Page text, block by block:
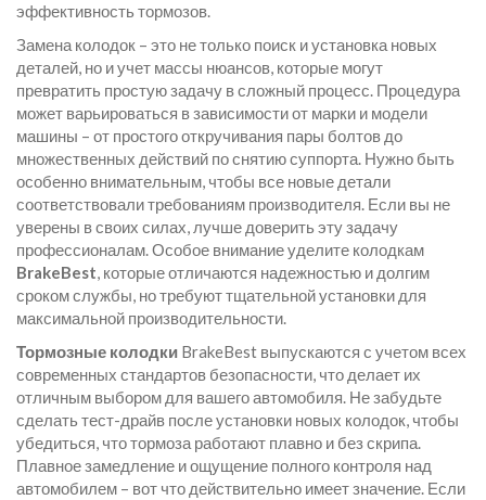
эффективность тормозов.
Замена колодок – это не только поиск и установка новых
деталей, но и учет массы нюансов, которые могут
превратить простую задачу в сложный процесс. Процедура
может варьироваться в зависимости от марки и модели
машины – от простого откручивания пары болтов до
множественных действий по снятию суппорта. Нужно быть
особенно внимательным, чтобы все новые детали
соответствовали требованиям производителя. Если вы не
уверены в своих силах, лучше доверить эту задачу
профессионалам. Особое внимание уделите колодкам
BrakeBest, которые отличаются надежностью и долгим
сроком службы, но требуют тщательной установки для
максимальной производительности.
Тормозные колодки BrakeBest выпускаются с учетом всех
современных стандартов безопасности, что делает их
отличным выбором для вашего автомобиля. Не забудьте
сделать тест-драйв после установки новых колодок, чтобы
убедиться, что тормоза работают плавно и без скрипа.
Плавное замедление и ощущение полного контроля над
автомобилем – вот что действительно имеет значение. Если